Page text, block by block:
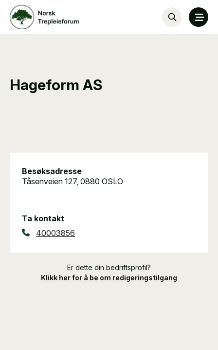
Hageform AS
Besøksadresse
Tåsenveien 127, 0880 OSLO
Ta kontakt
40003856
Er dette din bedriftsprofil?
Klikk her for å be om redigeringstilgang